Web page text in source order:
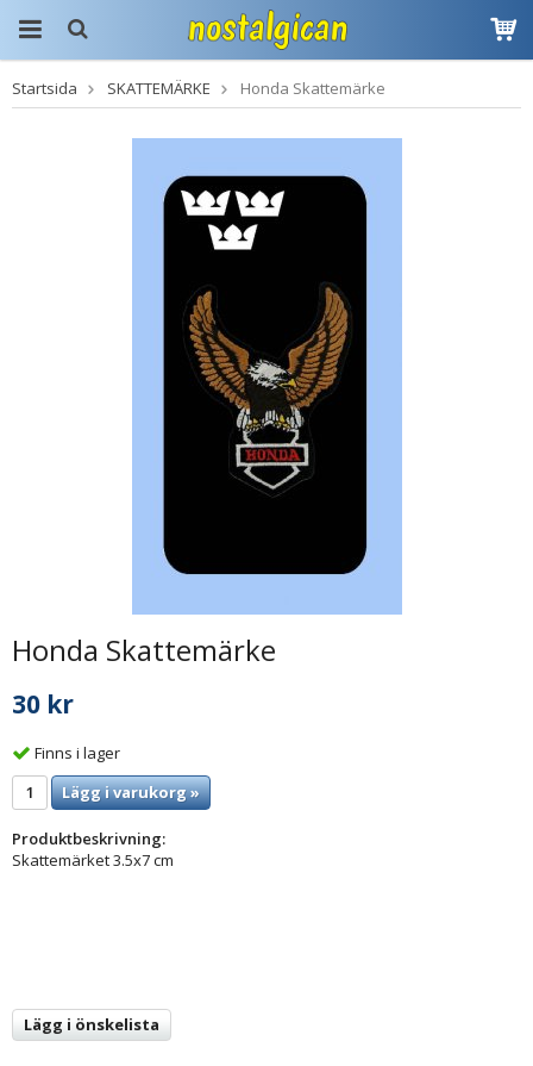
Produkten har blivit
tillagd i varukorgen
Startsida SKATTEMÄRKE Honda Skattemärke
Honda Skattemärke
30 kr
Finns i lager
Lägg i varukorg »
Produktbeskrivning:
Skattemärket 3.5x7 cm
Lägg i önskelista